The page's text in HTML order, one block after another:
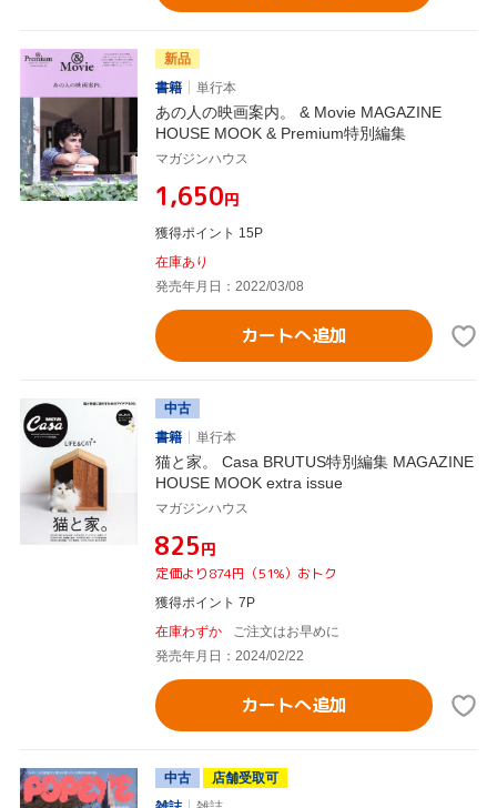
新品
書籍
単行本
あの人の映画案内。 & Movie MAGAZINE
HOUSE MOOK & Premium特別編集
マガジンハウス
¥1,650円
獲得ポイント 15P
在庫あり
発売年月日：2022/03/08
カートへ追加
中古
書籍
単行本
猫と家。 Casa BRUTUS特別編集 MAGAZINE
HOUSE MOOK extra issue
マガジンハウス
¥825円
定価より874円（51%）おトク
獲得ポイント 7P
在庫わずか
ご注文はお早めに
発売年月日：2024/02/22
カートへ追加
中古
店舗受取可